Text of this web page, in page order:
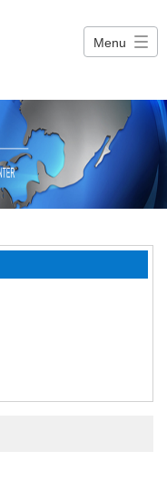
Menu